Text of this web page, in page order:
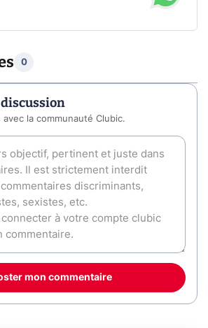
0
avec la communauté Clubic.
mon commentaire